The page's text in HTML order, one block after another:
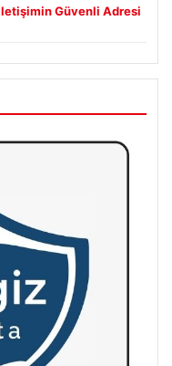
Güvenli Adresi